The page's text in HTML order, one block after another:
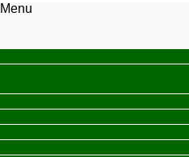
Menu